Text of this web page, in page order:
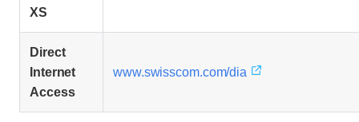
XS
Direct
Internet
Access
www.swisscom.com/dia